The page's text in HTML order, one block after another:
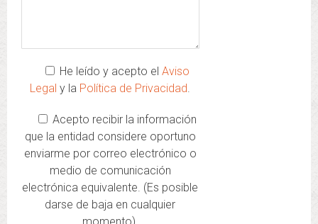
He leído y acepto el Aviso
Legal y la Política de Privacidad.
Acepto recibir la información
que la entidad considere oportuno
enviarme por correo electrónico o
medio de comunicación
electrónica equivalente. (Es posible
darse de baja en cualquier